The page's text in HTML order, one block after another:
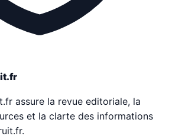
assure la revue editoriale, la
et la clarte des informations